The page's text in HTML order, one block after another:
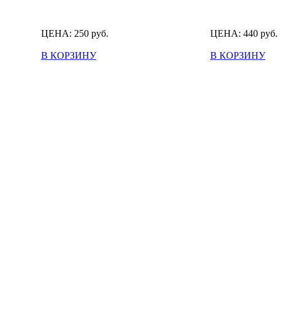
ЦЕНА: 250 руб.
В КОРЗИНУ
ЦЕНА: 440 руб.
В КОРЗИНУ